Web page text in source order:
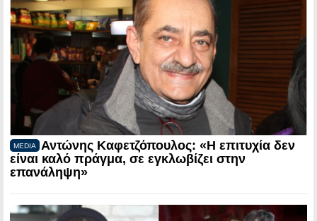
MEDIA
Αντώνης Καφετζόπουλος: «Η επιτυχία δεν
είναι καλό πράγμα, σε εγκλωβίζει στην
επανάληψη»